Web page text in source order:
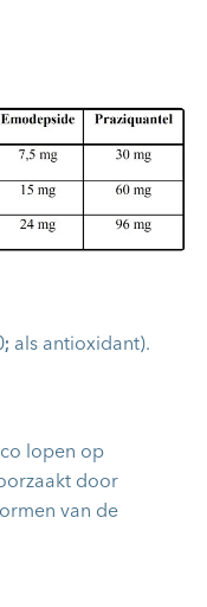
; als antioxidant).
lopen op
door
van de